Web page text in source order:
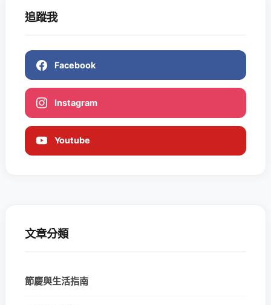
追蹤我
Facebook
Instagram
Youtube
文章分類
節慶與生活指南